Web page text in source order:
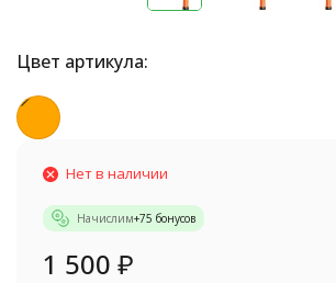
Цвет артикула:
Нет в наличии
Начислим+75 бонусов
1 500 ₽